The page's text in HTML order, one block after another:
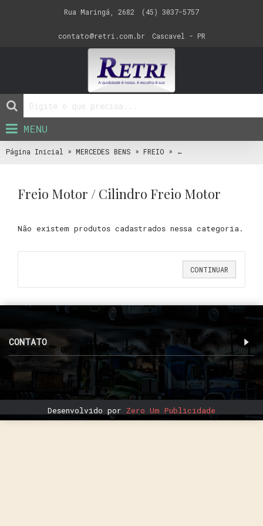
Rua Maringá, 2682 (45) 3037-5757
contato@retri.com.br Cascavel - PR
MENU
Página Inicial » MERCEDES BENS » FREIO » Valvulas Pneumaticas
Freio Motor / Cilindro Freio Motor
Não existem produtos cadastrados nessa categoria.
CONTINUAR
CONTATO
Desenvolvido por Zero Um Publicidade